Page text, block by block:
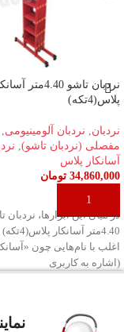
نردبان تاشو 4.40متر
پلاس(4تکه)
نردبان نردبان آلومینیومی
مفصلی (نردبان تاشو)
آسانکار پلاس
34,860,000 تومان
افزودن به سبد خرید
در میان این ابزارها، نردبان
4.40متر
اغلب با نام‌هایی چون
(اشاره به کاربری